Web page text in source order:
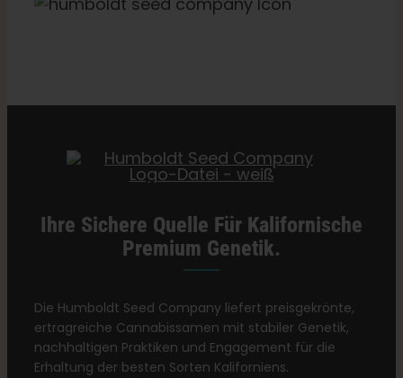
Ihre Sichere Quelle Für Kalifornische
Premium Genetik.
Die Humboldt Seed Company liefert preisgekrönte,
ertragreiche Cannabissamen mit stabiler Genetik,
nachhaltigen Praktiken und Engagement für die
Erhaltung der besten Sorten Kaliforniens.